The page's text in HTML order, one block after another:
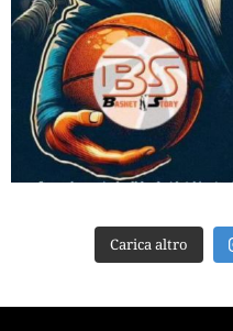
Carica altro